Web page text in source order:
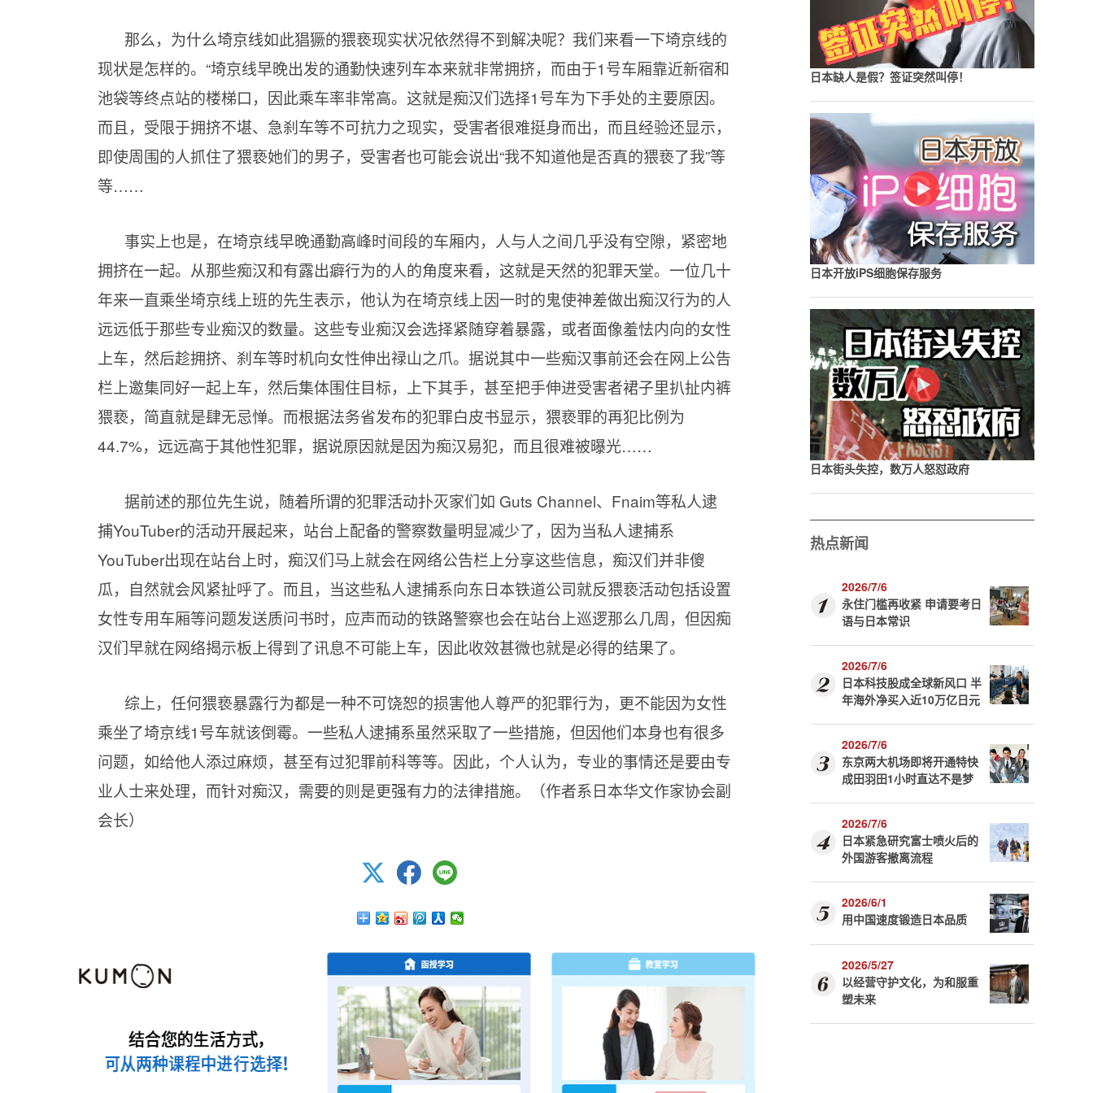
那么，为什么埼京线如此猖獗的猥亵现实状况依然得不到解决呢？我们来看一下埼京线的
现状是怎样的。“埼京线早晚出发的通勤快速列车本来就非常拥挤，而由于1号车厢靠近新宿和
池袋等终点站的楼梯口，因此乘车率非常高。这就是痴汉们选择1号车为下手处的主要原因。
而且，受限于拥挤不堪、急刹车等不可抗力之现实，受害者很难挺身而出，而且经验还显示，
即使周围的人抓住了猥亵她们的男子，受害者也可能会说出“我不知道他是否真的猥亵了我”等
等……
事实上也是，在埼京线早晚通勤高峰时间段的车厢内，人与人之间几乎没有空隙，紧密地
拥挤在一起。从那些痴汉和有露出癖行为的人的角度来看，这就是天然的犯罪天堂。一位几十
年来一直乘坐埼京线上班的先生表示，他认为在埼京线上因一时的鬼使神差做出痴汉行为的人
远远低于那些专业痴汉的数量。这些专业痴汉会选择紧随穿着暴露，或者面像羞怯内向的女性
上车，然后趁拥挤、刹车等时机向女性伸出禄山之爪。据说其中一些痴汉事前还会在网上公告
栏上邀集同好一起上车，然后集体围住目标，上下其手，甚至把手伸进受害者裙子里扒扯内裤
猥亵，简直就是肆无忌惮。而根据法务省发布的犯罪白皮书显示，猥亵罪的再犯比例为
44.7%，远远高于其他性犯罪，据说原因就是因为痴汉易犯，而且很难被曝光……
据前述的那位先生说，随着所谓的犯罪活动扑灭家们如 Guts Channel、Fnaim等私人逮
捕YouTuber的活动开展起来，站台上配备的警察数量明显减少了，因为当私人逮捕系
YouTuber出现在站台上时，痴汉们马上就会在网络公告栏上分享这些信息，痴汉们并非傻
瓜，自然就会风紧扯呼了。而且，当这些私人逮捕系向东日本铁道公司就反猥亵活动包括设置
女性专用车厢等问题发送质问书时，应声而动的铁路警察也会在站台上巡逻那么几周，但因痴
汉们早就在网络揭示板上得到了讯息不可能上车，因此收效甚微也就是必得的结果了。
综上，任何猥亵暴露行为都是一种不可饶恕的损害他人尊严的犯罪行为，更不能因为女性
乘坐了埼京线1号车就该倒霉。一些私人逮捕系虽然采取了一些措施，但因他们本身也有很多
问题，如给他人添过麻烦，甚至有过犯罪前科等等。因此，个人认为，专业的事情还是要由专
业人士来处理，而针对痴汉，需要的则是更强有力的法律措施。（作者系日本华文作家协会副
会长）
日本缺人是假？签证突然叫停！
日本开放iPS细胞保存服务
日本街头失控，数万人怒怼政府
热点新闻
2026/7/6
永住门槛再收紧 申请要考日
语与日本常识
2026/7/6
日本科技股成全球新风口 半
年海外净买入近10万亿日元
2026/7/6
东京两大机场即将开通特快
成田羽田1小时直达不是梦
2026/7/6
日本紧急研究富士喷火后的
外国游客撤离流程
2026/6/1
用中国速度锻造日本品质
2026/5/27
以经营守护文化，为和服重
塑未来